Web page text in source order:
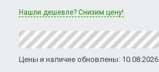
Нашли дешевле? Снизим цену!
Цены и наличие обновлены: 10.08.2026